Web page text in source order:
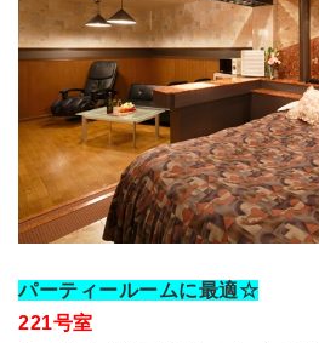
パーティールームに最適☆
221号室